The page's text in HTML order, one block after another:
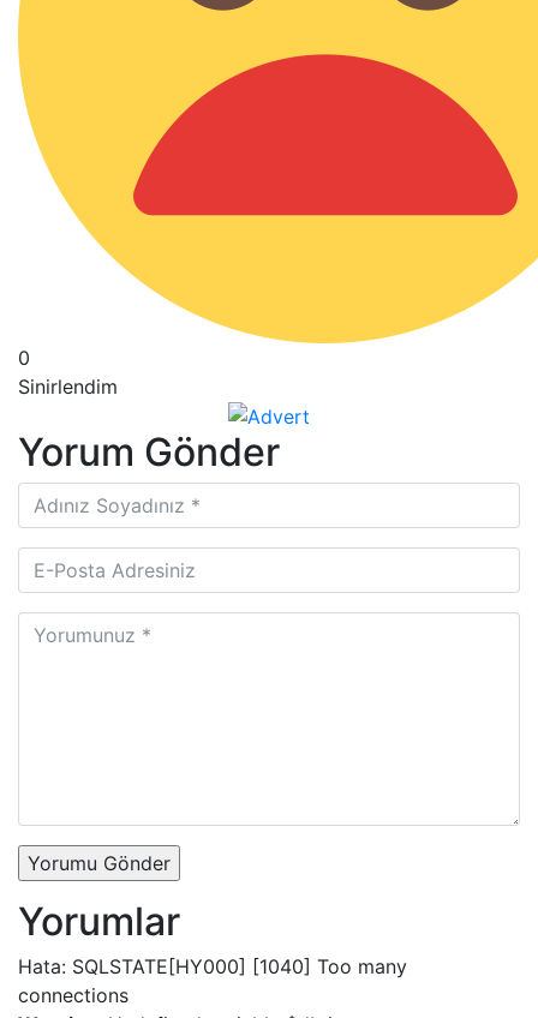
0
Sinirlendim
Yorum Gönder
Yorumu Gönder
Yorumlar
Hata: SQLSTATE[HY000] [1040] Too many
connections